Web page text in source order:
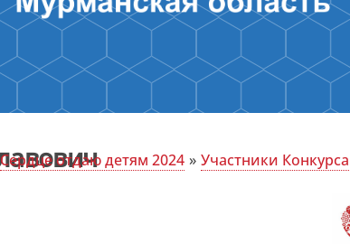
Сердце отдаю детям 2024 » Участники Конкурса